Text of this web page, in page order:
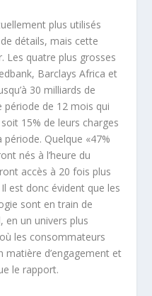
plus utilisés
détails, mais cette
Les quatre plus grosses
Barclays Africa et
30 milliards de
période de 12 mois qui
15% de leurs charges
période. Quelque «47%
nés à l’heure du
accès à 20 fois plus
Il est donc évident que les
sont en train de
en un univers plus
les consommateurs
matière d’engagement et
le rapport.